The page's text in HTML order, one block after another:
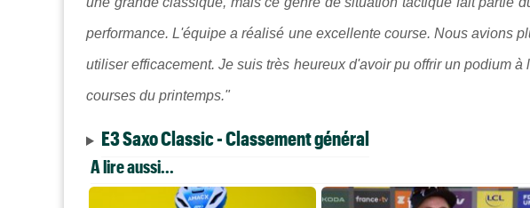
performance. L'équipe a réalisé une excellente course. Nous avions
utiliser efficacement. Je suis très heureux d'avoir pu offrir un podium
courses du printemps."
E3 Saxo Classic - Classement général
A lire aussi...